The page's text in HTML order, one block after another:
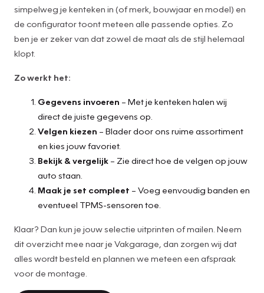
simpelweg je kenteken in (of merk, bouwjaar en model) en
de configurator toont meteen alle passende opties. Zo
ben je er zeker van dat zowel de maat als de stijl helemaal
klopt.
Zo werkt het:
Gegevens invoeren – Met je kenteken halen wij
direct de juiste gegevens op.
Velgen kiezen – Blader door ons ruime assortiment
en kies jouw favoriet.
Bekijk & vergelijk – Zie direct hoe de velgen op jouw
auto staan.
Maak je set compleet – Voeg eenvoudig banden en
eventueel TPMS-sensoren toe.
Klaar? Dan kun je jouw selectie uitprinten of mailen. Neem
dit overzicht mee naar je Vakgarage, dan zorgen wij dat
alles wordt besteld en plannen we meteen een afspraak
voor de montage.